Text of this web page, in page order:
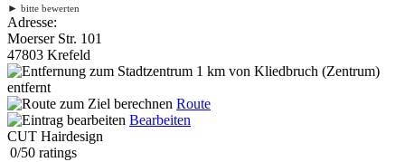
► bitte bewerten
Adresse:
Moerser Str. 101
47803 Krefeld
1 km von Kliedbruch (Zentrum)
entfernt
Route
Bearbeiten
CUT Hairdesign
0/50 ratings